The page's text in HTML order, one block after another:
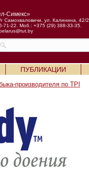
Симекс»
Самохваловичи, ул. Калинина, 42/2,
71-22. Моб.: +375 (29) 388-33-35.
ПУБЛИКАЦИИ
производителя по TPI